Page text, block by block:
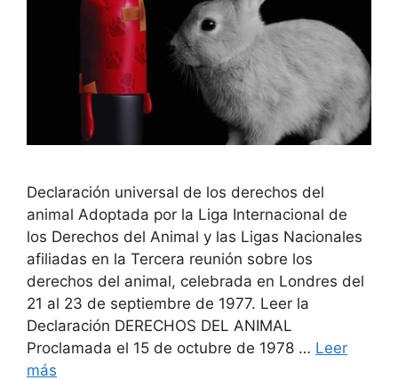
Declaración universal de los derechos del
animal Adoptada por la Liga Internacional de
los Derechos del Animal y las Ligas Nacionales
afiliadas en la Tercera reunión sobre los
derechos del animal, celebrada en Londres del
21 al 23 de septiembre de 1977. Leer la
Declaración DERECHOS DEL ANIMAL
Proclamada el 15 de octubre de 1978 … Leer
más